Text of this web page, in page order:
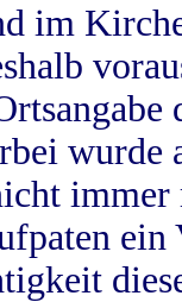
im
wurde